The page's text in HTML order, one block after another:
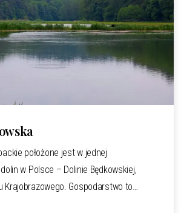
do zasad Czytaj całość.
położone jest w jednej
w Polsce – Dolinie Będkowskiej,
Krajobrazowego. Gospodarstwo to